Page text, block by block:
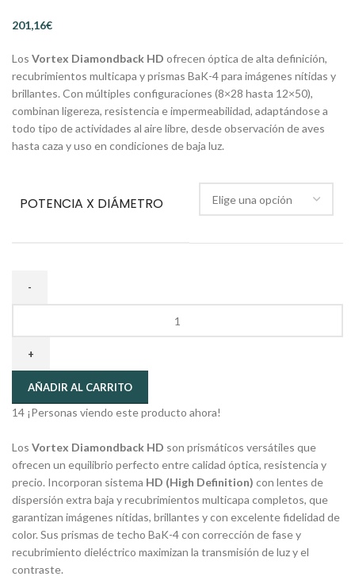
€
Los Vortex Diamondback HD ofrecen óptica de alta definición,
recubrimientos multicapa y prismas BaK-4 para imágenes nítidas y
brillantes. Con múltiples configuraciones (8×28 hasta 12×50),
combinan ligereza, resistencia e impermeabilidad, adaptándose a
todo tipo de actividades al aire libre, desde observación de aves
hasta caza y uso en condiciones de baja luz.
POTENCIA X DIÁMETRO
AÑADIR AL CARRITO
14 ¡Personas viendo este producto ahora!
Los Vortex Diamondback HD son prismáticos versátiles que
ofrecen un equilibrio perfecto entre calidad óptica, resistencia y
precio. Incorporan sistema HD (High Definition) con lentes de
dispersión extra baja y recubrimientos multicapa completos, que
garantizan imágenes nítidas, brillantes y con excelente fidelidad de
color. Sus prismas de techo BaK-4 con corrección de fase y
recubrimiento dieléctrico maximizan la transmisión de luz y el
contraste.